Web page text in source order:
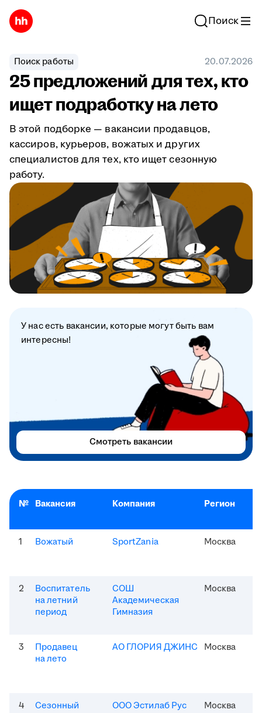
Поиск
Поиск работы 20.07.2026
25 предложений для тех, кто
ищет подработку на лето
В этой подборке — вакансии продавцов,
кассиров, курьеров, вожатых и других
специалистов для тех, кто ищет сезонную
работу.
№ Вакансия Компания Регион
1 Вожатый SportZania Москва
2
Воспитатель
на летний
период
СОШ
Академическая
Гимназия
Москва
3
Продавец
на лето
АО ГЛОРИЯ ДЖИНС Москва
4
Сезонный
ООО Эстилаб Рус Москва
У нас есть вакансии, которые могут быть вам
интересны!
Смотреть вакансии